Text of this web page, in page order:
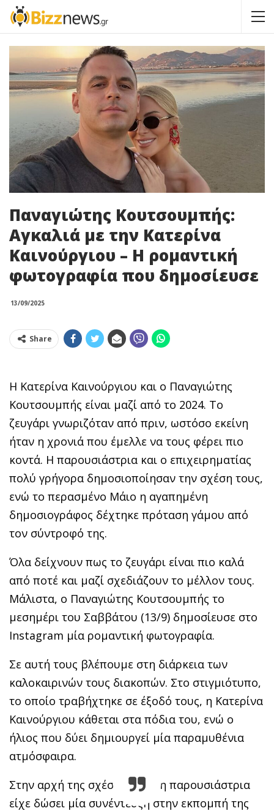
Παναγιώτης Κουτσουμπής:
Αγκαλιά με την Κατερίνα
Καινούργιου – Η ρομαντική
φωτογραφία που δημοσίευσε
13/09/2025
Share
Η Κατερίνα Καινούργιου και ο Παναγιώτης
Κουτσουμπής είναι μαζί από το 2024. Το
ζευγάρι γνωριζόταν από πριν, ωστόσο εκείνη
ήταν η χρονιά που έμελλε να τους φέρει πιο
κοντά. Η παρουσιάστρια και ο επιχειρηματίας
πολύ γρήγορα δημοσιοποίησαν την σχέση τους,
ενώ το περασμένο Μάιο η αγαπημένη
δημοσιογράφος δέχτηκε πρόταση γάμου από
τον σύντροφό της.
Όλα δείχνουν πως το ζευγάρι είναι πιο καλά
από ποτέ και μαζί σχεδιάζουν το μέλλον τους.
Μάλιστα, ο Παναγιώτης Κουτσουμπής το
μεσημέρι του Σαββάτου (13/9) δημοσίευσε στο
Instagram μία ρομαντική φωτογραφία.
Σε αυτή τους βλέπουμε στη διάρκεια των
καλοκαιρινών τους διακοπών. Στο στιγμιότυπο,
το οποίο τραβήχτηκε σε έξοδό τους, η Κατερίνα
Καινούργιου κάθεται στα πόδια του, ενώ ο
ήλιος που δύει δημιουργεί μία παραμυθένια
ατμόσφαιρα.
Στην αρχή της σχέσης τους, η παρουσιάστρια
είχε δώσει μία συνέντευξη στην εκπομπή της